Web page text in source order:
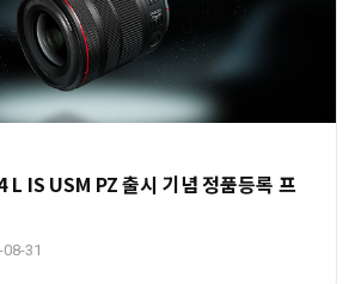
IS USM PZ 출시 기념 정품등록 프
31